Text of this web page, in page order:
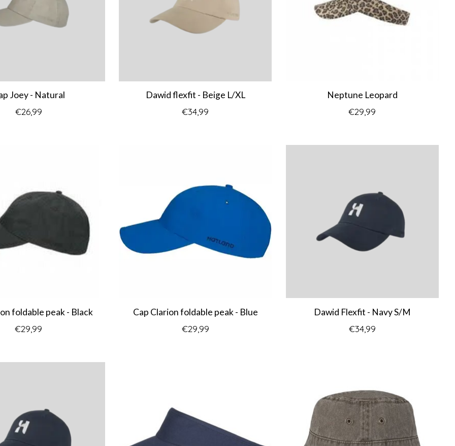
Joey - Natural
€26,99
Dawid flexfit - Beige L/XL
€34,99
Neptune Leopard
€29,99
foldable peak - Black
€29,99
Cap Clarion foldable peak - Blue
€29,99
Dawid Flexfit - Navy S/M
€34,99